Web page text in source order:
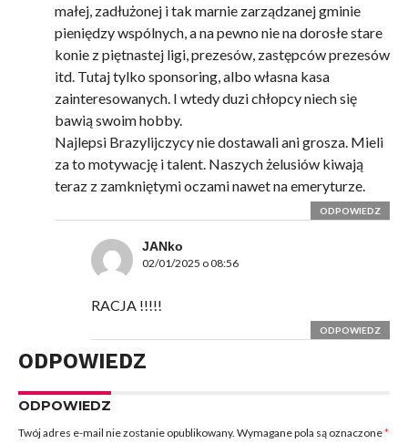
małej, zadłużonej i tak marnie zarządzanej gminie
pieniędzy wspólnych, a na pewno nie na dorosłe stare
konie z piętnastej ligi, prezesów, zastępców prezesów
itd. Tutaj tylko sponsoring, albo własna kasa
zainteresowanych. I wtedy duzi chłopcy niech się
bawią swoim hobby.
Najlepsi Brazylijczycy nie dostawali ani grosza. Mieli
za to motywację i talent. Naszych żelusiów kiwają
teraz z zamkniętymi oczami nawet na emeryturze.
ODPOWIEDZ
JANko
02/01/2025 o 08:56
RACJA !!!!!
ODPOWIEDZ
ODPOWIEDZ
ODPOWIEDZ
Twój adres e-mail nie zostanie opublikowany. Wymagane pola są oznaczone*